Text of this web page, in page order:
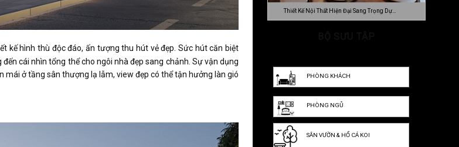
kế hình thù độc đáo, ấn tượng thu hút vẻ đẹp. Sức hút căn biệt
cái nhìn tổng thể cho ngôi nhà đẹp sang chảnh. Sự vận dụng
ở tầng sân thượng lạ lẫm, view đẹp có thể tận hưởng làn gió
Thiết Kế Nội Thất Hiện Đại Sang Trọng Dự…
PHÒNG KHÁCH
PHÒNG NGỦ
SÂN VƯỜN & HỒ CÁ KOI